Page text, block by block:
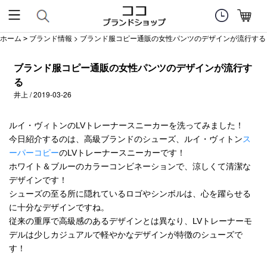
ホーム > ブランド情報 > ブランド服コピー通販の女性パンツのデザインが流行する
ブランド服コピー通販の女性パンツのデザインが流行す
る
井上 / 2019-03-26
ルイ・ヴィトンのLVトレーナースニーカーを洗ってみました！
今日紹介するのは、高級ブランドのシューズ、ルイ・ヴィトンス
ーパーコピーのLVトレーナースニーカーです！
ホワイト＆ブルーのカラーコンビネーションで、涼しくて清潔な
デザインです！
シューズの至る所に隠れているロゴやシンボルは、心を躍らせる
に十分なデザインですね。
従来の重厚で高級感のあるデザインとは異なり、LVトレーナーモ
デルは少しカジュアルで軽やかなデザインが特徴のシューズで
す！